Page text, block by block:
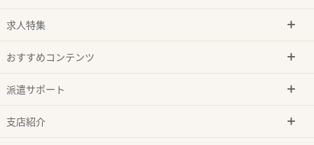
求人特集
おすすめコンテンツ
派遣サポート
支店紹介